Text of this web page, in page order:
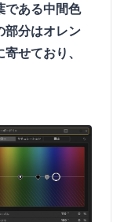
である中間色
部分はオレン
せており、